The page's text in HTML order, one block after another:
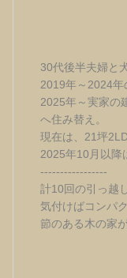
30代後半夫婦と
2019年～2024年
2025年～実家の
へ住み替え。
現在は、21坪
2025年10月以降
-----------------
計10回の引っ越
気付けばコンパ
節のある木の家